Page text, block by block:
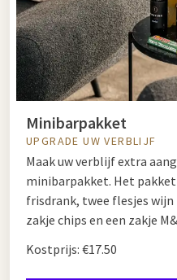
Minibarpakket
UPGRADE UW VERBLIJF
Maak uw verblijf extra
minibarpakket. Het
frisdrank, twee flesjes
zakje chips en een zakje
Kostprijs: €17.50